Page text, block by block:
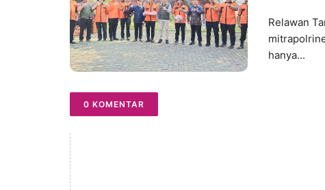
Relawan
hanya...
0 KOMENTAR